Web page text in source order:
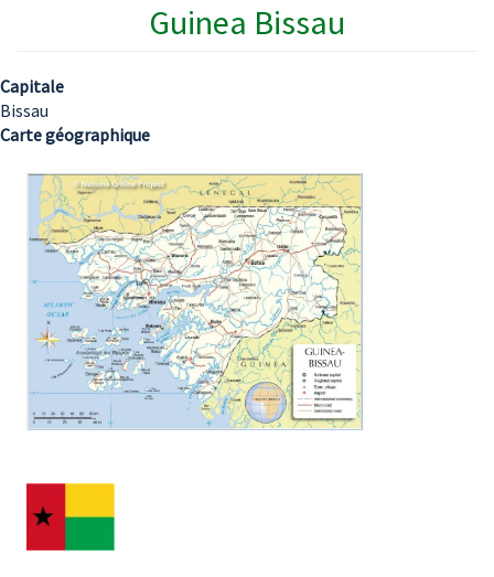
Guinea Bissau
Capitale
Bissau
Carte géographique
Image